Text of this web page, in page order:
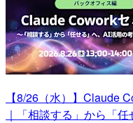
【8/26（水）】Claude
｜「相談する」から「